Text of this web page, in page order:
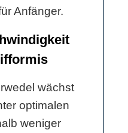
Anfänger.
wächst
optimalen
weniger